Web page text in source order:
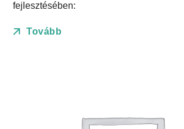
fejlesztésében:
Tovább